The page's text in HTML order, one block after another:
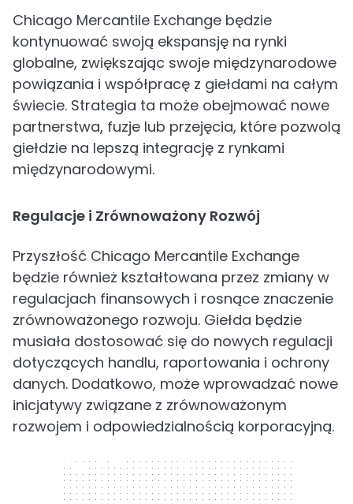
Chicago Mercantile Exchange będzie
kontynuować swoją ekspansję na rynki
globalne, zwiększając swoje międzynarodowe
powiązania i współpracę z giełdami na całym
świecie. Strategia ta może obejmować nowe
partnerstwa, fuzje lub przejęcia, które pozwolą
giełdzie na lepszą integrację z rynkami
międzynarodowymi.
Regulacje i Zrównoważony Rozwój
Przyszłość Chicago Mercantile Exchange
będzie również kształtowana przez zmiany w
regulacjach finansowych i rosnące znaczenie
zrównoważonego rozwoju. Giełda będzie
musiała dostosować się do nowych regulacji
dotyczących handlu, raportowania i ochrony
danych. Dodatkowo, może wprowadzać nowe
inicjatywy związane z zrównoważonym
rozwojem i odpowiedzialnością korporacyjną.
300 x 250